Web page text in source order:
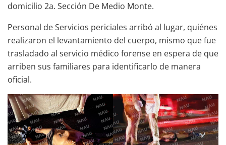
domicilio 2a. Sección De Medio Monte.
Personal de Servicios periciales arribó al lugar, quiénes
realizaron el levantamiento del cuerpo, mismo que fue
trasladado al servicio médico forense en espera de que
arriben sus familiares para identificarlo de manera
oficial.